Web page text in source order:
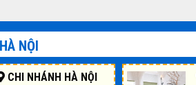
NỘI
CHI NHÁNH HÀ NỘI